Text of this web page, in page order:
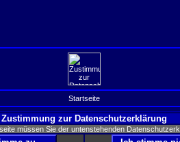
Startseite
Zustimmung zur Datenschutzerklärung
müssen Sie der untenstehenden